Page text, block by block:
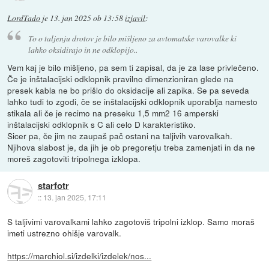
LordTado je 13. jan 2025 ob 13:58izjavil:
To o taljenju drotov je bilo mišljeno za avtomatske varovalke ki
lahko oksidirajo in ne odklopijo..
Vem kaj je bilo mišljeno, pa sem ti zapisal, da je za lase privlečeno.
Če je inštalacijski odklopnik pravilno dimenzioniran glede na
presek kabla ne bo prišlo do oksidacije ali zapika. Se pa seveda
lahko tudi to zgodi, če se inštalacijski odklopnik uporablja namesto
stikala ali če je recimo na preseku 1,5 mm2 16 amperski
inštalacijski odklopnik s C ali celo D karakteristiko.
Sicer pa, če jim ne zaupaš pač ostani na taljivih varovalkah.
Njihova slabost je, da jih je ob pregoretju treba zamenjati in da ne
moreš zagotoviti tripolnega izklopa.
starfotr
:: 13. jan 2025, 17:11
S taljivimi varovalkami lahko zagotoviš tripolni izklop. Samo moraš
imeti ustrezno ohišje varovalk.
https://marchiol.si/izdelki/izdelek/nos...